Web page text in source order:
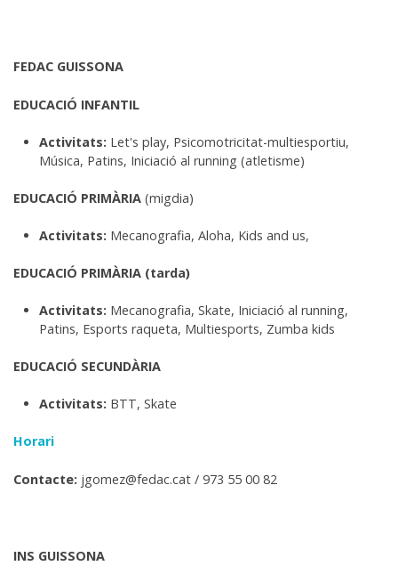
FEDAC GUISSONA
EDUCACIÓ INFANTIL
Activitats: Let's play, Psicomotricitat-multiesportiu,
Música, Patins, Iniciació al running (atletisme)
EDUCACIÓ PRIMÀRIA (migdia)
Activitats: Mecanografia, Aloha, Kids and us,
EDUCACIÓ PRIMÀRIA (tarda)
Activitats: Mecanografia, Skate, Iniciació al running,
Patins, Esports raqueta, Multiesports, Zumba kids
EDUCACIÓ SECUNDÀRIA
Activitats: BTT, Skate
Horari
Contacte: jgomez@fedac.cat / 973 55 00 82
INS GUISSONA